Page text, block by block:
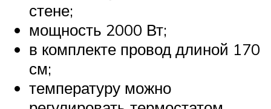
стене;
мощность 2000 Вт;
в комплекте провод длиной 170
см;
температуру можно